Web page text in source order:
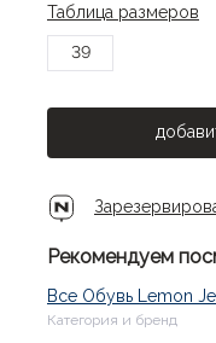
Таблица размеров
39
Рекомендуем
Все Обувь Lemon
Категория и бренд